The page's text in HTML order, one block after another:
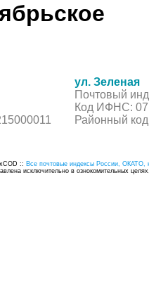
ул. Зеленая
Почтовый
Код ИФНС:
Районный
:: Все почтовые индексы России,
исключительно в ознокомительных